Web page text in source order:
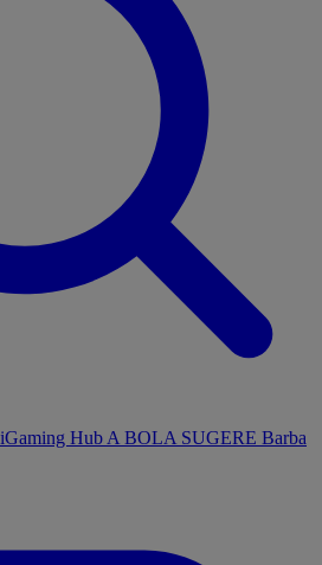
iGaming Hub A BOLA SUGERE Barba